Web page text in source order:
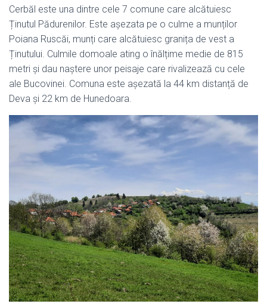
Cerbăl este una dintre cele 7 comune care alcătuiesc
Ținutul Pădurenilor. Este așezata pe o culme a munților
Poiana Ruscăi, munți care alcătuiesc granița de vest a
Ținutului. Culmile domoale ating o înălțime medie de 815
metri și dau naștere unor peisaje care rivalizează cu cele
ale Bucovinei. Comuna este așezată la 44 km distanță de
Deva și 22 km de Hunedoara.